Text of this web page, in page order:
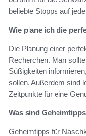
beliebte Stopps auf
Wie plane ich die
Die Planung einer
Recherchen. Man
Süßigkeiten
sollen. Außerdem sind
Zeitpunkte für eine
Was sind
Geheimtipps für